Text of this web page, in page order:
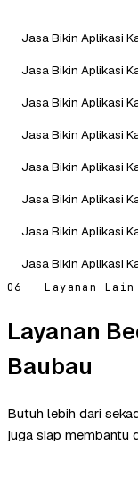
Jasa Bikin Aplikasi
Jasa Bikin Aplikasi
Jasa Bikin Aplikasi
Jasa Bikin Aplikasi
Jasa Bikin Aplikasi
Jasa Bikin Aplikasi
Jasa Bikin Aplikasi
Jasa Bikin Aplikasi
06 — Layanan Lain
Layanan
Baubau
Butuh lebih dari
juga siap membantu